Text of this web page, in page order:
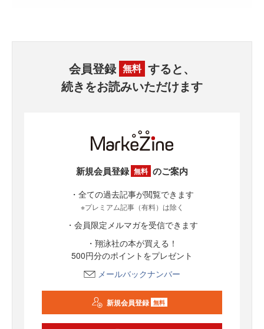
会員登録 無料 すると、
続きをお読みいただけます
新規会員登録 無料 のご案内
・全ての過去記事が閲覧できます
※プレミアム記事（有料）は除く
・会員限定メルマガを受信できます
・翔泳社の本が買える！
500円分のポイントをプレゼント
メールバックナンバー
新規会員登録 無料